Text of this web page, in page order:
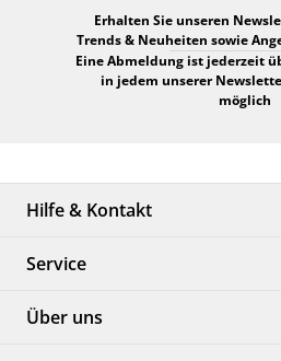
Erhalten Sie unseren
Trends & Neuheiten sowie
Eine Abmeldung ist jederzeit
in jedem unserer
möglich
Hilfe & Kontakt
Service
Über uns